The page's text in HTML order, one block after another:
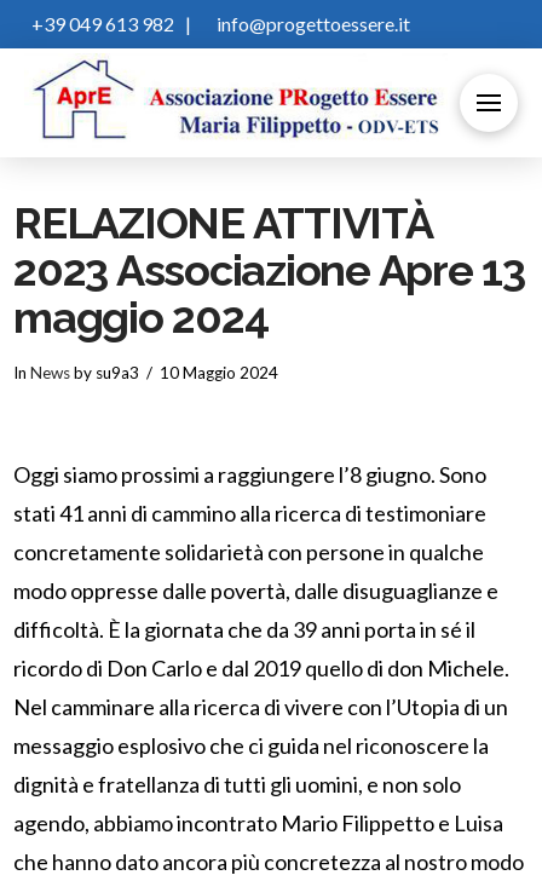
+39 049 613 982 | info@progettoessere.it
RELAZIONE ATTIVITÀ
2023 Associazione Apre 13
maggio 2024
InNewsby su9a3 10 Maggio 2024
Oggi siamo prossimi a raggiungere l’8 giugno. Sono
stati 41 anni di cammino alla ricerca di testimoniare
concretamente solidarietà con persone in qualche
modo oppresse dalle povertà, dalle disuguaglianze e
difficoltà. È la giornata che da 39 anni porta in sé il
ricordo di Don Carlo e dal 2019 quello di don Michele.
Nel camminare alla ricerca di vivere con l’Utopia di un
messaggio esplosivo che ci guida nel riconoscere la
dignità e fratellanza di tutti gli uomini, e non solo
agendo, abbiamo incontrato Mario Filippetto e Luisa
che hanno dato ancora più concretezza al nostro modo